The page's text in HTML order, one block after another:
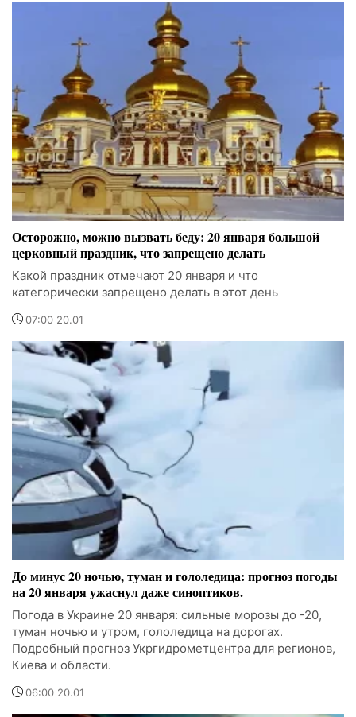
Осторожно, можно вызвать беду: 20 января большой
церковный праздник, что запрещено делать
Какой праздник отмечают 20 января и что
категорически запрещено делать в этот день
07:00 20.01
До минус 20 ночью, туман и гололедица: прогноз погоды
на 20 января ужаснул даже синоптиков.
Погода в Украине 20 января: сильные морозы до -20,
туман ночью и утром, гололедица на дорогах.
Подробный прогноз Укргидрометцентра для регионов,
Киева и области.
06:00 20.01